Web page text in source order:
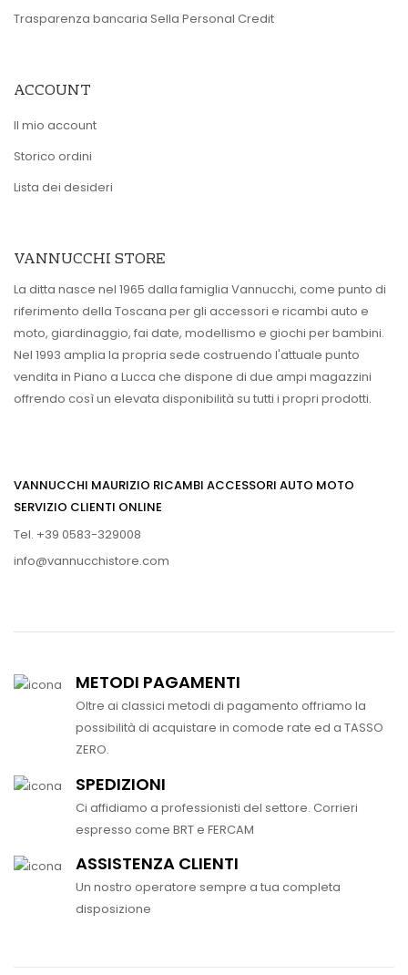
Trasparenza bancaria Sella Personal Credit
ACCOUNT
Il mio account
Storico ordini
Lista dei desideri
VANNUCCHI STORE
La ditta nasce nel 1965 dalla famiglia Vannucchi, come punto di
riferimento della Toscana per gli accessori e ricambi auto e
moto, giardinaggio, fai date, modellismo e giochi per bambini.
Nel 1993 amplia la propria sede costruendo l'attuale punto
vendita in Piano a Lucca che dispone di due ampi magazzini
offrendo così un elevata disponibilità su tutti i propri prodotti.
VANNUCCHI MAURIZIO RICAMBI ACCESSORI AUTO MOTO
SERVIZIO CLIENTI ONLINE
Tel. +39 0583-329008
info@vannucchistore.com
METODI PAGAMENTI
Oltre ai classici metodi di pagamento offriamo la
possibilità di acquistare in comode rate ed a TASSO
ZERO.
SPEDIZIONI
Ci affidiamo a professionisti del settore. Corrieri
espresso come BRT e FERCAM
ASSISTENZA CLIENTI
Un nostro operatore sempre a tua completa
disposizione